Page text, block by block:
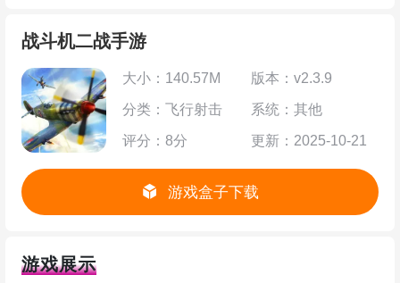
战斗机二战手游
大小：140.57M 版本：v2.3.9
分类：飞行射击 系统：其他
评分：8分 更新：2025-10-21
游戏盒子下载
游戏展示